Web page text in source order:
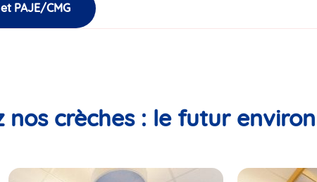
PAJE/CMG
nos crèches : le futur